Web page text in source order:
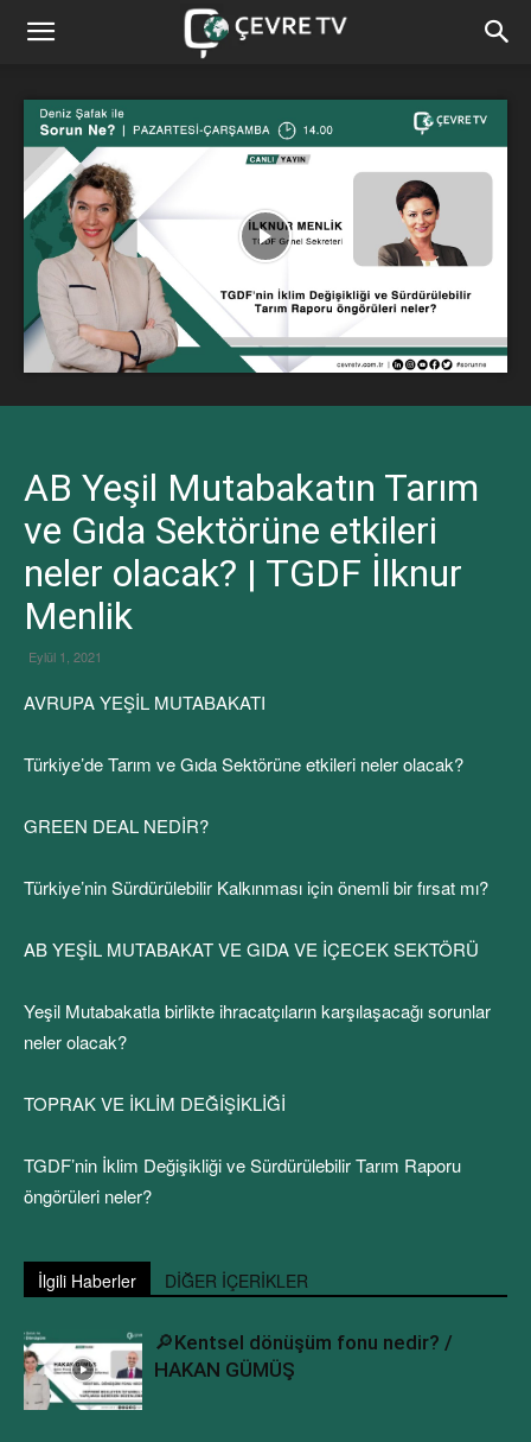
AB Yeşil Mutabakatın Tarım
ve Gıda Sektörüne etkileri
neler olacak? | TGDF İlknur
Menlik
Eylül 1, 2021
AVRUPA YEŞİL MUTABAKATI
Türkiye’de Tarım ve Gıda Sektörüne etkileri neler olacak?
GREEN DEAL NEDİR?
Türkiye’nin Sürdürülebilir Kalkınması için önemli bir fırsat mı?
AB YEŞİL MUTABAKAT VE GIDA VE İÇECEK SEKTÖRÜ
Yeşil Mutabakatla birlikte ihracatçıların karşılaşacağı sorunlar
neler olacak?
TOPRAK VE İKLİM DEĞİŞİKLİĞİ
TGDF’nin İklim Değişikliği ve Sürdürülebilir Tarım Raporu
öngörüleri neler?
İlgili Haberler DİĞER İÇERİKLER
🔎Kentsel dönüşüm fonu nedir? /
HAKAN GÜMÜŞ